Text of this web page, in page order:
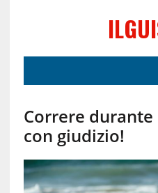
Correre durante
con giudizio!